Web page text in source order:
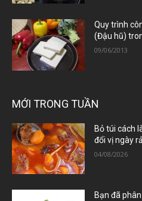
Quy trình
(Đậu hũ)
09/06/2013
MỚI TRONG TUẦN
Bỏ túi cách
đổi vị ngày
04/08/2026
Bạn đã